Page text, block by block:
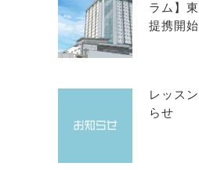
ラム】
提携開
レッス
らせ